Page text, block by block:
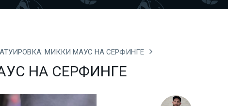
МИККИ МАУС НА СЕРФИНГЕ
НА СЕРФИНГЕ